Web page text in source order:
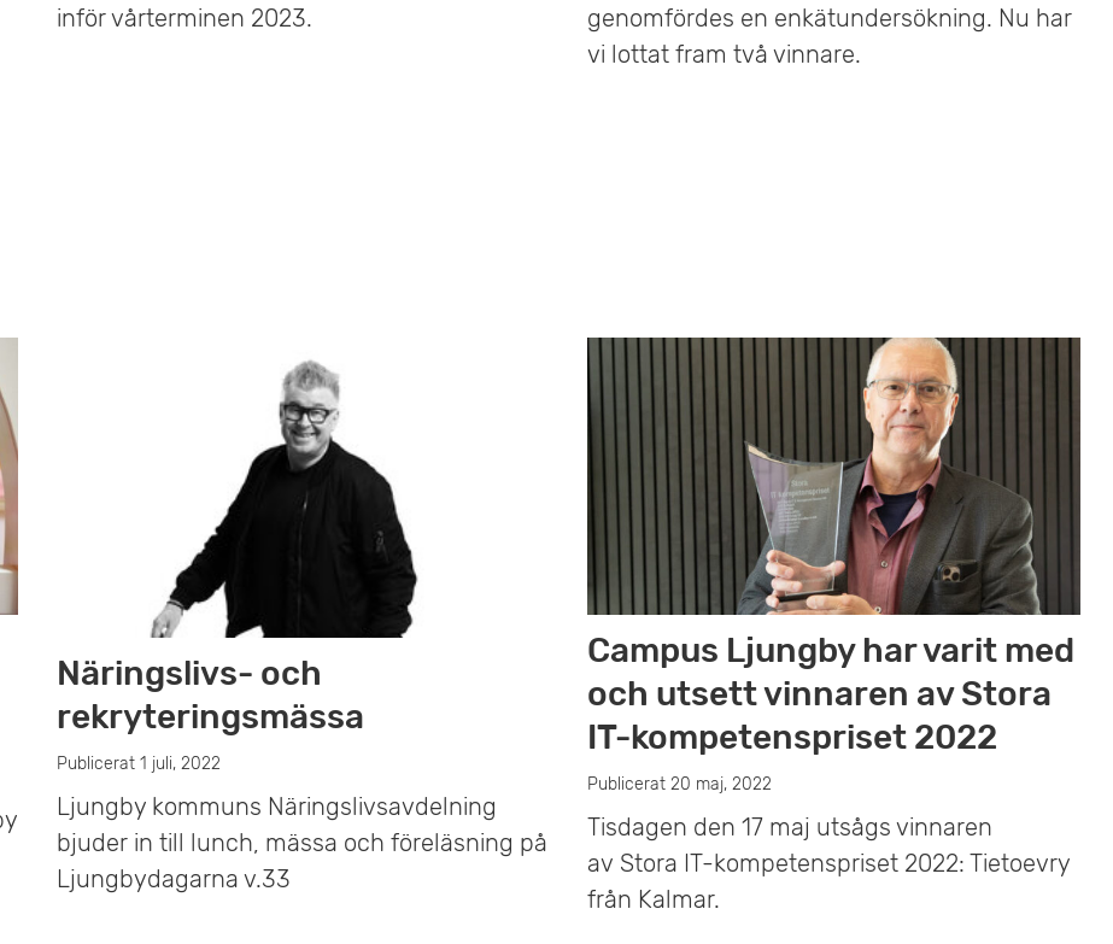
inför vårterminen 2023.
genomfördes en enkätundersökning. Nu har
vi lottat fram två vinnare.
Näringslivs- och
rekryteringsmässa
Publicerat 1 juli, 2022
Ljungby kommuns Näringslivsavdelning
bjuder in till lunch, mässa och föreläsning på
Ljungbydagarna v.33
Campus Ljungby har varit med
och utsett vinnaren av Stora
IT-kompetenspriset 2022
Publicerat 20 maj, 2022
Tisdagen den 17 maj utsågs vinnaren
av Stora IT-kompetenspriset 2022: Tietoevry
från Kalmar.